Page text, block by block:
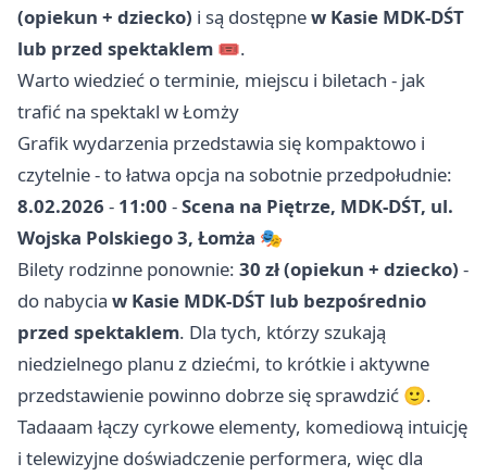
(opiekun + dziecko) i są dostępnew Kasie MDK-DŚT
lub przed spektaklem 🎟️.
Warto wiedzieć o terminie, miejscu i biletach - jak
trafić na spektakl w Łomży
Grafik wydarzenia przedstawia się kompaktowo i
czytelnie - to łatwa opcja na sobotnie przedpołudnie:
8.02.2026 - 11:00 -Scena na Piętrze, MDK-DŚT, ul.
Wojska Polskiego 3, Łomża 🎭
Bilety rodzinne ponownie: 30 zł (opiekun + dziecko) -
do nabycia w Kasie MDK-DŚT lub bezpośrednio
przed spektaklem. Dla tych, którzy szukają
niedzielnego planu z dziećmi, to krótkie i aktywne
przedstawienie powinno dobrze się sprawdzić 🙂.
Tadaaam łączy cyrkowe elementy, komediową intuicję
i telewizyjne doświadczenie performera, więc dla